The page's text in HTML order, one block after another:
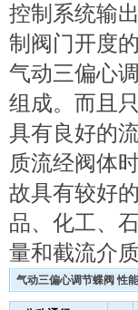
控制系统输
制阀门开度
气动三偏心
组成。而且
具有良好的
质流经阀体
故具有较好
品、化工、
量和截流介
气动三偏心调节蝶阀 性